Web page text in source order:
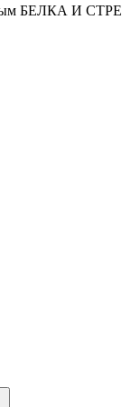
БЕЛКА И